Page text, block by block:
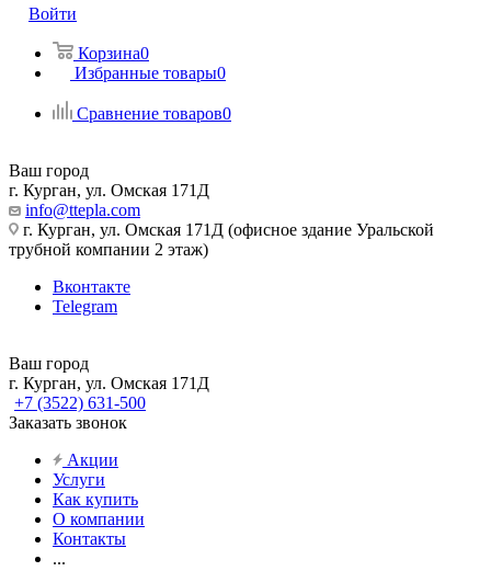
Войти
Корзина0
Избранные товары0
Сравнение товаров0
Ваш город
г. Курган, ул. Омская 171Д
info@ttepla.com
г. Курган, ул. Омская 171Д (офисное здание Уральской
трубной компании 2 этаж)
Вконтакте
Telegram
Ваш город
г. Курган, ул. Омская 171Д
+7 (3522) 631-500
Заказать звонок
Акции
Услуги
Как купить
О компании
Контакты
...